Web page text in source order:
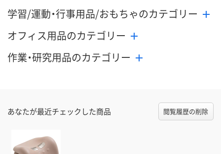
学習/運動・行事用品/おもちゃのカテゴリー
オフィス用品のカテゴリー
作業・研究用品のカテゴリー
あなたが最近チェックした商品 閲覧履歴の削除